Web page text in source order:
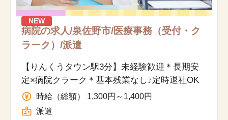
NEW
病院の求人/泉佐野市/医療事務（受付・ク
ラーク）/派遣
【りんくうタウン駅3分】未経験歓迎＊長期安
定×病院クラーク＊基本残業なし♪定時退社OK
時給（総額） 1,300円～1,400円
派遣